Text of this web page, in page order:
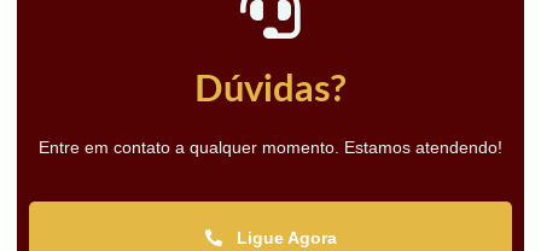
Dúvidas?
Entre em contato a qualquer momento. Estamos atendendo!
Ligue Agora